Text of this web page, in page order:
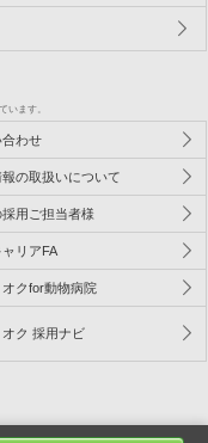
います。
合わせ
の取扱いについて
用ご担当者様
リアFA
オクfor動物病院
オク 採用ナビ